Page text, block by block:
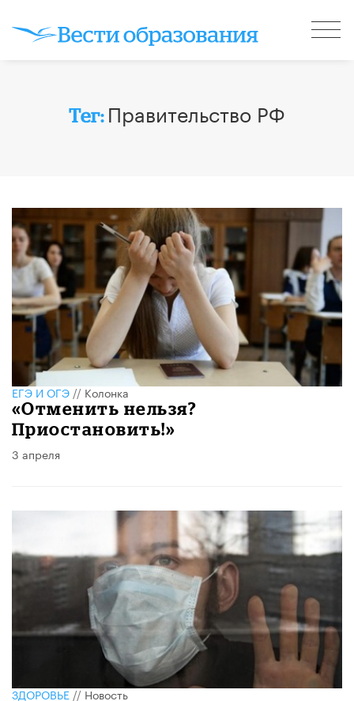
Тег: Правительство РФ
ЕГЭ И ОГЭ//Колонка
«Отменить нельзя?
Приостановить!»
3 апреля
ЗДОРОВЬЕ//Новость